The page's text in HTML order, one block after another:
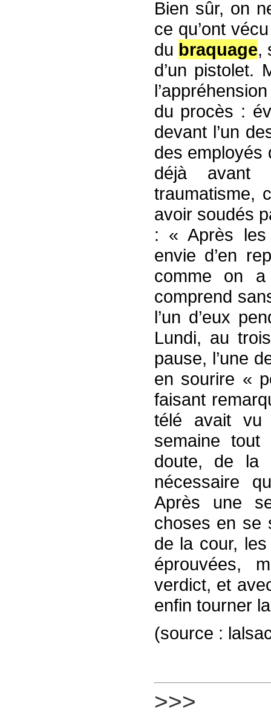
Bien sûr, on
ce qu’ont
du braquage,
d’un pistolet.
du procès :
devant l’un
des employés
déjà avant
traumatisme,
avoir soudés
: « Après les
envie d’en
comme on
comprend
l’un d’eux
Lundi, au
pause, l’une
en sourire «
faisant
télé avait vu
semaine
doute, de la
nécessaire
Après une
choses en se
de la cour,
éprouvées,
verdict, et
enfin tourner
(source :
>>>